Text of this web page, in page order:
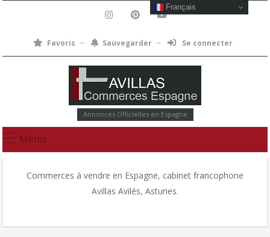
Favoris Sauvegarder Se connecter
Annonces Officielles en Espagne
Menu
Commerces à vendre en Espagne, cabinet francophone
Avillas Avilés, Asturies.
Français